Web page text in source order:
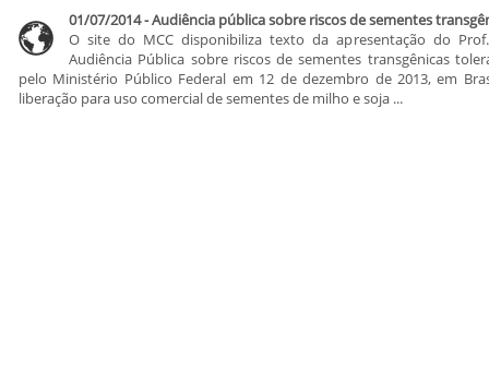
01/07/2014 - Audiência pública sobre riscos de sementes
O site do MCC disponibiliza texto da apresentação do
Audiência Pública sobre riscos de sementes transgênicas
pelo Ministério Público Federal em 12 de dezembro de 2013, em
liberação para uso comercial de sementes de milho e soja ...